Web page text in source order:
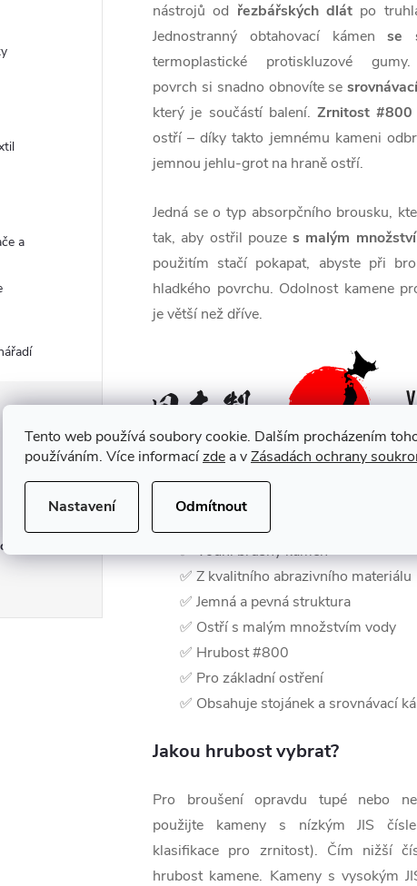
Tento web používá soubory cookie. Dalším procházením
používáním. Více informacízde a vZásadách ochrany
Nastavení Odmítnout
a
nástrojů od řezbářských dlát po
Jednostranný obtahovací kámense
termoplastické protiskluzové
povrch si snadno obnovíte se
který je součástí balení.Zrnitost #800
ostří – díky takto jemnému kameni
jemnou jehlu-grot na hraně ostří.
Jedná se o typ absorpčního brousku,
tak, aby ostřil pouze s malým
použitím stačí pokapat, abyste při
hladkého povrchu. Odolnost kamene
je větší než dříve.
Vlastnosti brusného kamene
✅ Vodní brusný kámen
✅ Z kvalitního abrazivního materiálu
✅ Jemná a pevná struktura
✅ Ostří s malým množstvím vody
✅ Hrubost #800
✅ Pro základní ostření
✅ Obsahuje stojánek a srovnávací
Jakou hrubost vybrat?
Pro broušení opravdu tupé nebo
použijte kameny s nízkým JIS
klasifikace pro zrnitost). Čím nižší
hrubost kamene. Kameny s vysokým